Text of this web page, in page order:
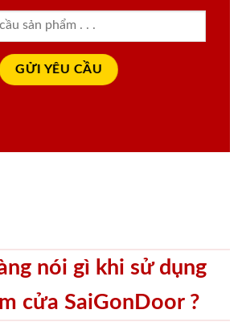
nói gì khi sử dụng
cửa SaiGonDoor ?